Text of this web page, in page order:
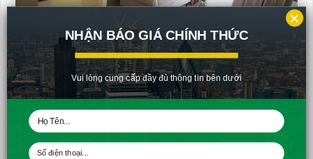
Căn hộ với nhiều tiện ích hiện đại của dự án Sài Gòn Mia đáp ứng
Nếu bạn mong muốn khám phá hết những điều
NHẬN BÁO GIÁ CHÍNH THỨC
Vui lòng cung cấp đầy đủ thông tin bên dưới
×